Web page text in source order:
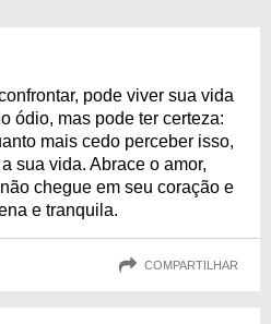
pode viver sua vida
ódio, mas pode ter certeza:
mais cedo perceber isso,
sua vida. Abrace o amor,
chegue em seu coração e
e tranquila.
COMPARTILHAR